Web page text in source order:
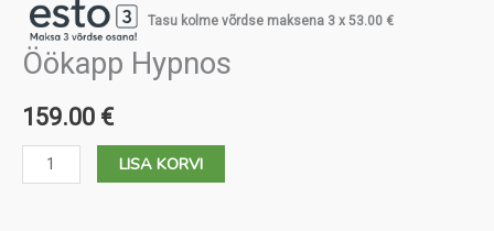
Tasu kolme võrdse maksena 3 x 53.00 €
Öökapp Hypnos
159.00 €
Öökapp
Hypnos
LISA KORVI